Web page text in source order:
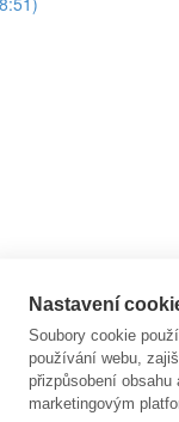
Nastavení
Soubory cookie
používání webu,
přizpůsobení obsahu
marketingovým